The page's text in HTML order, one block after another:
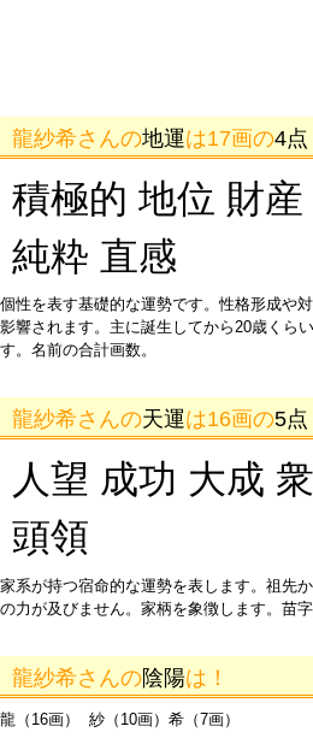
龍紗希さんの地運は17画の4点
積極的 地位 財
純粋 直感
個性を表す基礎的な運勢です。性格形成や
影響されます。主に誕生してから20歳くら
す。名前の合計画数。
龍紗希さんの天運は16画の5点
人望 成功 大成
頭領
家系が持つ宿命的な運勢を表します。祖先
の力が及びません。家柄を象徴します。苗字
龍紗希さんの陰陽は！
龍（16画） 紗（10画）希（7画）